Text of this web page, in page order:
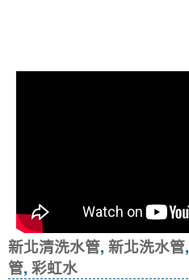
新北清洗水管, 新北洗水管,
管, 彩虹水